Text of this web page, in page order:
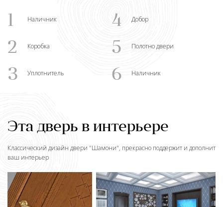
1 Наличник 4 Добор
2 Коробка 5 Полотно двери
3 Уплотнитель 6 Наличник
Эта дверь в интерьере
Классический дизайн двери "Шамони", прекрасно поддержит и дополнит
ваш интерьер